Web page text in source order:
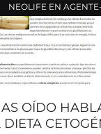
NEOLIFE EN
OÍDO
DIETA